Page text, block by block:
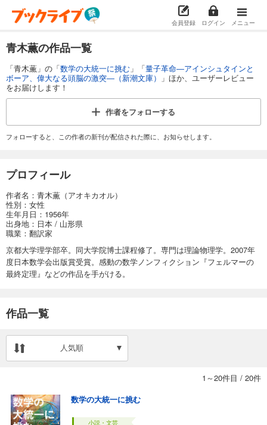
会員登録 ログイン メニュー
青木薫の作品一覧
「青木薫」の「数学の大統一に挑む 」「量子革命―アインシュタインと
ボーア、偉大なる頭脳の激突―（新潮文庫）
」ほか、ユーザーレビュー
をお届けします！
作者をフォローする
フォローすると、この作者の新刊が配信された際に、お知らせします。
プロフィール
作者名：青木薫（アオキカオル）
性別：女性
生年月日：1956年
出身地：日本 / 山形県
職業：翻訳家
京都大学理学部卒。同大学院博士課程修了。専門は理論物理学。2007年
度日本数学会出版賞受賞。感動の数学ノンフィクション『フェルマーの
最終定理』などの作品を手がける。
作品一覧
人気順
1～20件目 / 20件
数学の大統一に挑む
小説・文芸